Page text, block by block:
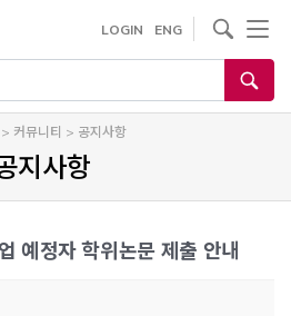
LOGIN ENG
> 커뮤니티 > 공지사항
지사항
예정자 학위논문 제출 안내